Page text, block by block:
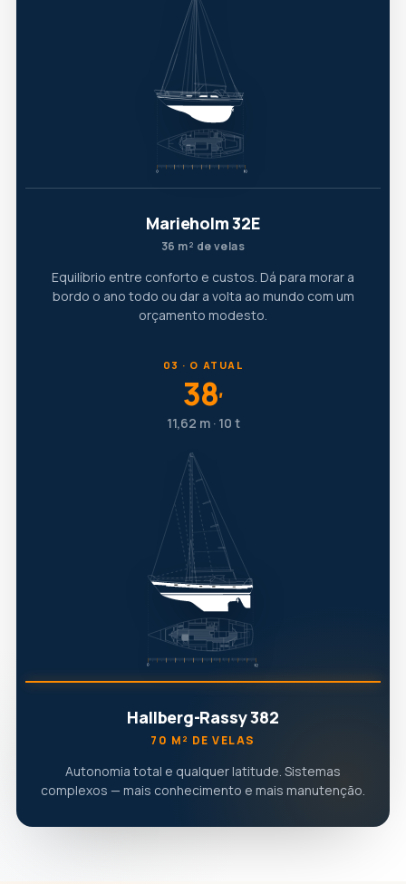
Marieholm 32E
36 m² de velas
Equilíbrio entre conforto e custos. Dá para morar a
bordo o ano todo ou dar a volta ao mundo com um
orçamento modesto.
03 · O ATUAL
38′
11,62 m · 10 t
Hallberg-Rassy 382
70 M² DE VELAS
Autonomia total e qualquer latitude. Sistemas
complexos — mais conhecimento e mais manutenção.